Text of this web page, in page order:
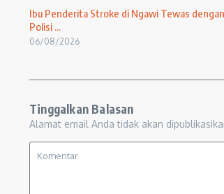
Ibu Penderita Stroke di Ngawi Tewas
Polisi ...
06/08/2026
Tinggalkan Balasan
Alamat email Anda tidak akan